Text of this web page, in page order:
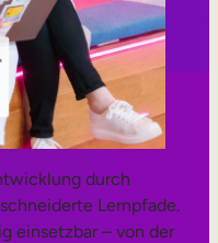
durch
Lernpfade.
einsetzbar – von der